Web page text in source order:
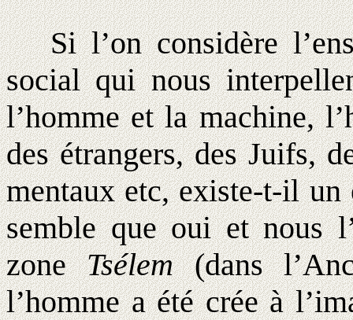
Si l’on considère
social qui nous
l’homme et la machine,
des étrangers, des Juifs,
mentaux etc, existe-t-il un
semble que oui et nous
zoneTsélem(dans
l’homme a été crée à